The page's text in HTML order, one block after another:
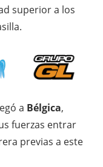
superior a los
a Bélgica,
fuerzas entrar
previas a este